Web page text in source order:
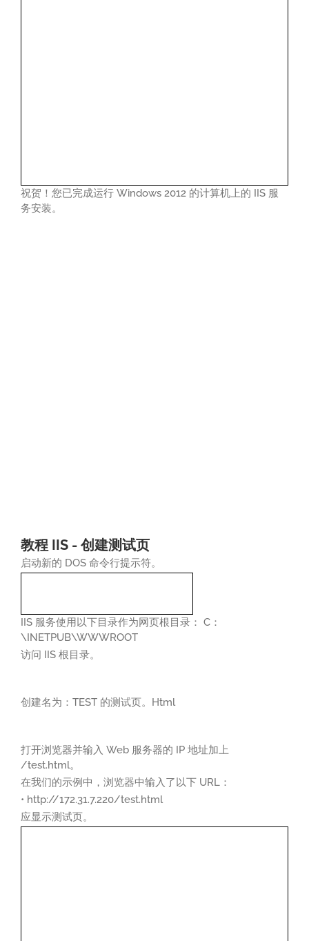
祝贺！您已完成运行 Windows 2012 的计算机上的 IIS 服
务安装。
教程 IIS - 创建测试页
启动新的 DOS 命令行提示符。
IIS 服务使用以下目录作为网页根目录： C：
\INETPUB\WWWROOT
访问 IIS 根目录。
创建名为：TEST 的测试页。Html
打开浏览器并输入 Web 服务器的 IP 地址加上
/test.html。
在我们的示例中，浏览器中输入了以下 URL：
• http://172.31.7.220/test.html
应显示测试页。